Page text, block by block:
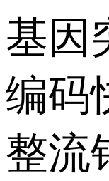
基因
编码
整流